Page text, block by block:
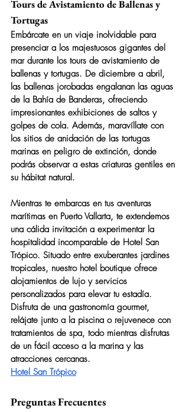
Tours de Avistamiento de Ballenas y
Tortugas
Embárcate en un viaje inolvidable para
presenciar a los majestuosos gigantes del
mar durante los tours de avistamiento de
ballenas y tortugas. De diciembre a abril,
las ballenas jorobadas engalanan las aguas
de la Bahía de Banderas, ofreciendo
impresionantes exhibiciones de saltos y
golpes de cola. Además, maravíllate con
los sitios de anidación de las tortugas
marinas en peligro de extinción, donde
podrás observar a estas criaturas gentiles en
su hábitat natural.
Mientras te embarcas en tus aventuras
marítimas en Puerto Vallarta, te extendemos
una cálida invitación a experimentar la
hospitalidad incomparable de Hotel San
Trópico. Situado entre exuberantes jardines
tropicales, nuestro hotel boutique ofrece
alojamientos de lujo y servicios
personalizados para elevar tu estadía.
Disfruta de una gastronomía gourmet,
relájate junto a la piscina o rejuvenece con
tratamientos de spa, todo mientras disfrutas
de un fácil acceso a la marina y las
atracciones cercanas.
Hotel San Trópico
Preguntas Frecuentes